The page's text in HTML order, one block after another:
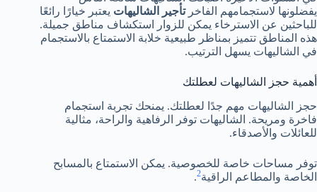
يفضلونها لاستجمامهم الفاخرتأجير الشاليهات يعتبر خيارًا رائعًا
للباحثين عن الاسترخاء يمكن للزوار استكشاف مناطق جميلة.
هذه المناطق تتميز بمناظر طبيعية خلابة الاستمتاع بالاستجمام
في الشاليهات يسهل الترتيب.
أهمية حجز الشاليهات لعطلتك
حجز الشاليهات مهم جدًا لعطلتك. يمنحك تجربة استجمام
فاخرة ومريحة. الشاليهات توفر الرفاهية والراحة، مثالية
للعائلات والأصدقاء.
توفر مساحات خاصة للخصوصية. يمكن الاستمتاع بالمسابح
الخاصة والمطاعم الراقية2
.